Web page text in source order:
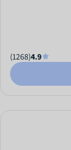
4.9
(1268)